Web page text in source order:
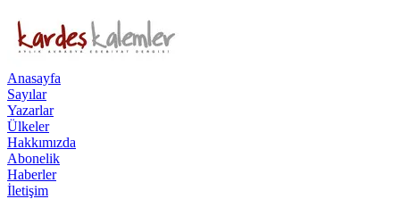
Anasayfa
Sayılar
Yazarlar
Ülkeler
Hakkımızda
Abonelik
Haberler
İletişim